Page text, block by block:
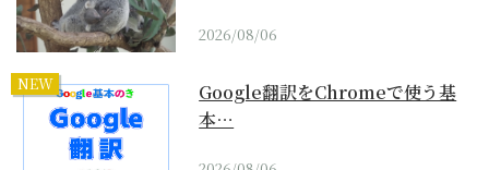
2026/08/06
NEW
Google翻訳をChromeで使う基
本…